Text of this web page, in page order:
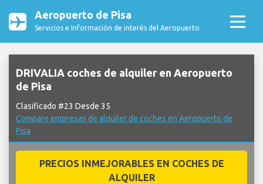
Aeropuerto de Pisa
Servicios e Información de interés del Aeropuerto
DRIVALIA coches de alquiler en Aeropuerto
de Pisa
Clasificado #23 Desde 35
Compare empresas de alquiler de coches en Aeropuerto de
Pisa
PRECIOS INMEJORABLES EN COCHES DE
ALQUILER